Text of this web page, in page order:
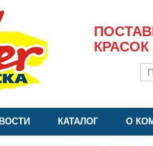
КРАСОК
КАТАЛОГ О